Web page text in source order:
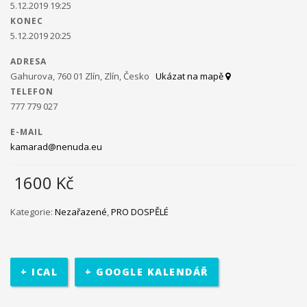
Ministerstvo práce a sociálních věcí ve spolupráci s
občanským sdružením Kamarád Nenuda realizují v
napomáhá zdravému vývoji dítěte, přes zkvalitnění vztahů
v rodině a prostřednictvím rodinného zážitkového odpoledne
metoda Snozelen v multisenzorické místnosti.
kteří jsou znevýhodněného i běžného prostředí.
účastníci seznámí se základními informace o projektu. Poté
bude jejich úkolem najít a definovat lokální problém a pracovat
5.12.2019 19:25
KONEC
5.12.2019 20:25
ADRESA
Gahurova, 760 01 Zlín, Zlín, Česko Ukázat na mapě
TELEFON
777 779 027
E-MAIL
kamarad@nenuda.eu
1600 Kč
Kategorie: Nezařazené,PRO DOSPĚLÉ
+ ICAL + GOOGLE KALENDÁŘ